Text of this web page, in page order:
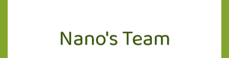
Nano's Team